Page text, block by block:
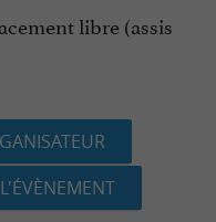
libre (assis